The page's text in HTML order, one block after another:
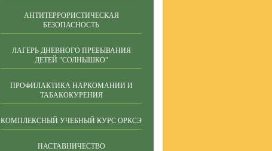
АНТИТЕРРОРИСТИЧЕСКАЯ
БЕЗОПАСНОСТЬ
ЛАГЕРЬ ДНЕВНОГО ПРЕБЫВАНИЯ
ДЕТЕЙ "СОЛНЫШКО"
ПРОФИЛАКТИКА НАРКОМАНИИ И
ТАБАКОКУРЕНИЯ
КОМПЛЕКСНЫЙ УЧЕБНЫЙ КУРС ОРКСЭ
НАСТАВНИЧЕСТВО